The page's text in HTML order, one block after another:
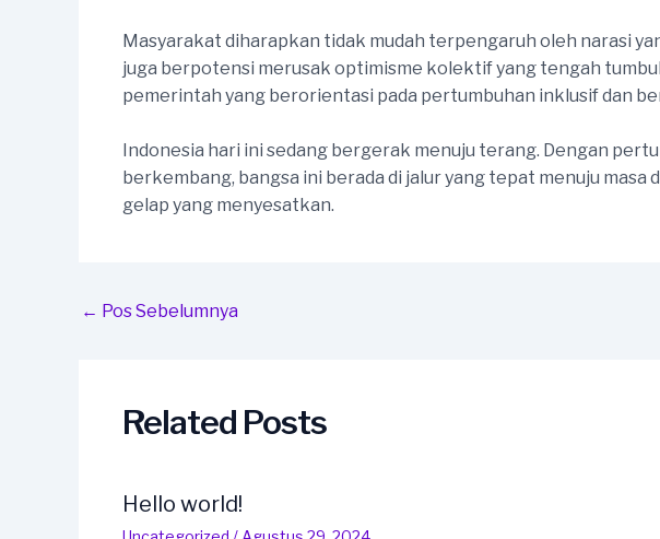
Masyarakat diharapkan tidak mudah terpengaruh oleh narasi
juga berpotensi merusak optimisme kolektif yang tengah
pemerintah yang berorientasi pada pertumbuhan inklusif dan
Indonesia hari ini sedang bergerak menuju terang. Dengan
berkembang, bangsa ini berada di jalur yang tepat menuju
gelap yang menyesatkan.
Post
← Pos Sebelumnya
Related Posts
Hello world!